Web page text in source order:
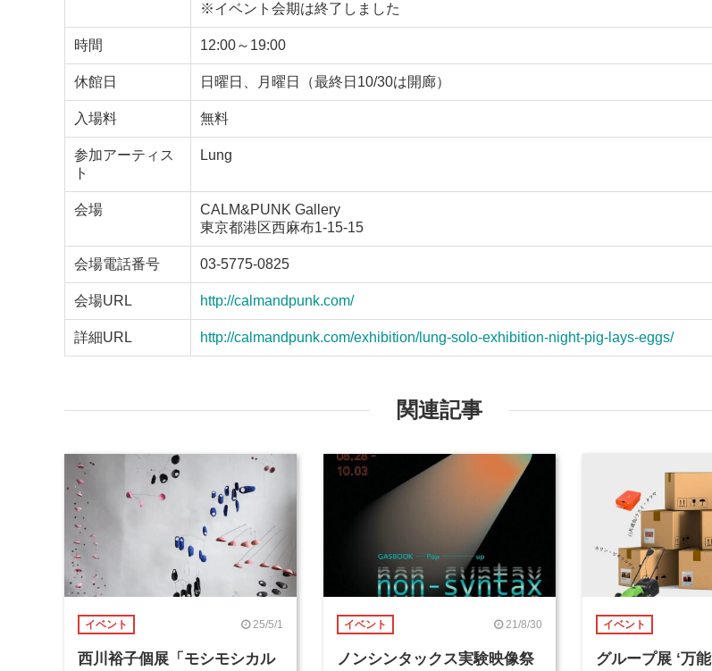
※イベント会期は終了しました
時間 12:00～19:00
休館日 日曜日、月曜日（最終日10/30は開廊）
入場料 無料
参加アーティス
ト
Lung
会場
CALM&PUNK Gallery
東京都港区西麻布1-15-15
会場電話番号 03-5775-0825
会場URL http://calmandpunk.com/
詳細URL http://calmandpunk.com/exhibition/lung-solo-exhibition-night-pig-lays-eggs/
関連記事
イベント 25/5/1
西川裕子個展「モシモシカル
イベント 21/8/30
ノンシンタックス実験映像祭
イベント
グループ展 ‘万能